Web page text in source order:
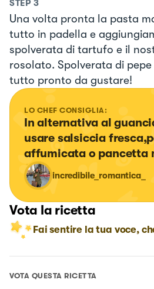
STEP 3
Una volta pronta la pasta
tutto in padella e
spolverata di tartufo e il
rosolato. Spolverata di pepe
tutto pronto da gustare!
LO CHEF CONSIGLIA:
In alternativa al
usare salsiccia
affumicata o pancetta
incredibile_romantica_
Vota la ricetta
Fai sentire la tua voce,
VOTA QUESTA RICETTA